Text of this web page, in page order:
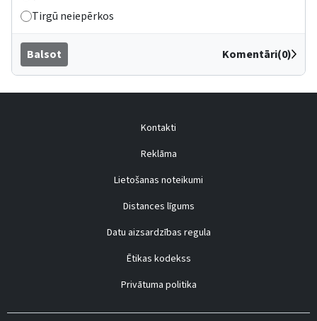
Tirgū neiepērkos
Balsot Komentāri(0)
Kontakti
Reklāma
Lietošanas noteikumi
Distances līgums
Datu aizsardzības regula
Ētikas kodekss
Privātuma politika